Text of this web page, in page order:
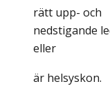
rätt upp- och
nedstigande
eller
är helsyskon.